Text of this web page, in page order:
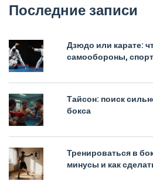
Последние записи
Дзюдо или карате:
самообороны,
Тайсон: поиск
бокса
Тренироваться в
минусы и как